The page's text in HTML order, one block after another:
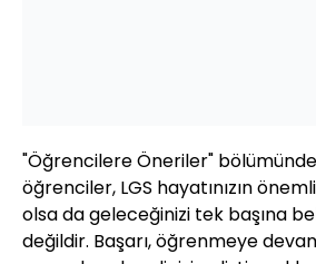
"Öğrencilere Öneriler"
öğrenciler, LGS hayatınızın
olsa da geleceğinizi tek başına
değildir. Başarı, öğrenmeye